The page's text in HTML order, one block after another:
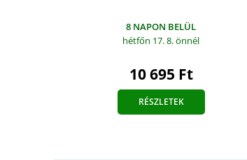
8 NAPON BELÜL
hétfőn 17. 8.önnél
10 695 Ft
RÉSZLETEK